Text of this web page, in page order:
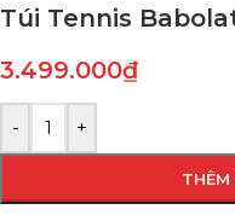
Túi Tennis
3.499.000₫
- +
THÊM